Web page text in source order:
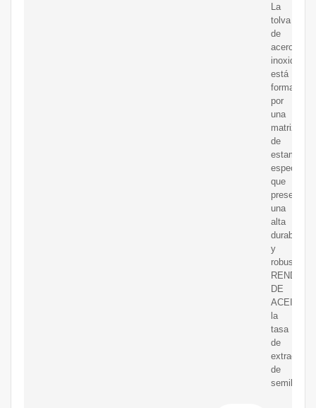
La
tolva
de
acero
inoxidable
está
formada
por
una
matriz
de
que
presenta
una
alta
durabilidad
y
DE
ACEITE:
la
tasa
de
extracción
de
semillas